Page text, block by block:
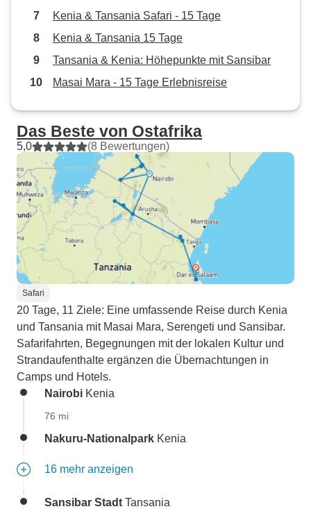
Kenia & Tansania Safari - 15 Tage
Kenia & Tansania 15 Tage
Tansania & Kenia: Höhepunkte mit Sansibar
Masai Mara - 15 Tage Erlebnisreise
Das Beste von Ostafrika
5,0 (8 Bewertungen)
Safari
20 Tage, 11 Ziele: Eine umfassende Reise durch Kenia
und Tansania mit Masai Mara, Serengeti und Sansibar.
Safarifahrten, Begegnungen mit der lokalen Kultur und
Strandaufenthalte ergänzen die Übernachtungen in
Camps und Hotels.
Nairobi Kenia
76 mi
Nakuru-Nationalpark Kenia
16 mehr anzeigen
Sansibar Stadt Tansania